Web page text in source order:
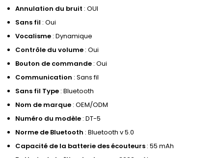
Annulation du bruit : OUI
Sans fil : Oui
Vocalisme : Dynamique
Contrôle du volume : Oui
Bouton de commande : Oui
Communication : Sans fil
Sans fil Type : Bluetooth
Nom de marque : OEM/ODM
Numéro du modèle : DT-5
Norme de Bluetooth : Bluetooth v 5.0
Capacité de la batterie des écouteurs : 55 mAh